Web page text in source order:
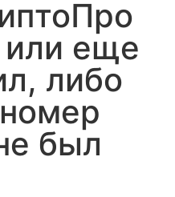
или еще
либо
был